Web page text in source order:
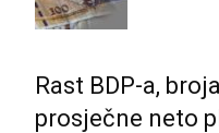
Rast BDP-a,
prosječne neto